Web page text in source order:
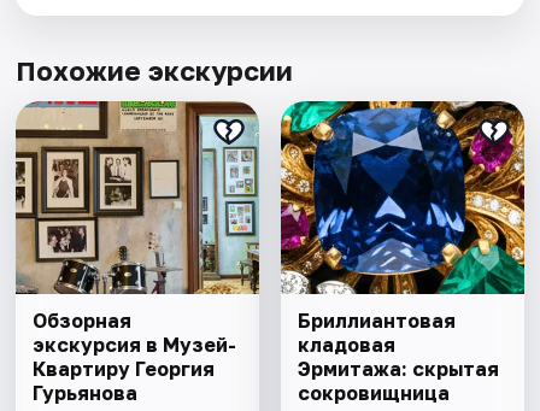
Похожие экскурсии
Обзорная
экскурсия в Музей-
Квартиру Георгия
Гурьянова
Бриллиантовая
кладовая
Эрмитажа: скрытая
сокровищница